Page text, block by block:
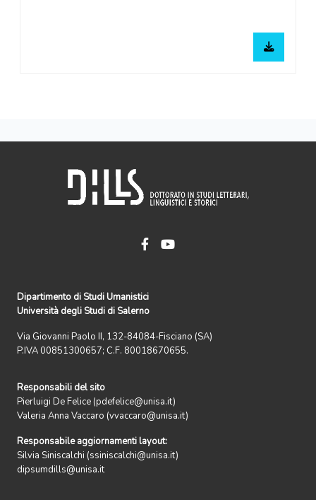
Dipartimento di Studi Umanistici
Università degli Studi di Salerno
Via Giovanni Paolo II, 132-84084-Fisciano (SA)
P.IVA 00851300657; C.F. 80018670655.
Responsabili del sito
Pierluigi De Felice (pdefelice@unisa.it)
Valeria Anna Vaccaro (vvaccaro@unisa.it)
Responsabile aggiornamenti layout:
Silvia Siniscalchi (ssiniscalchi@unisa.it)
dipsumdills@unisa.it